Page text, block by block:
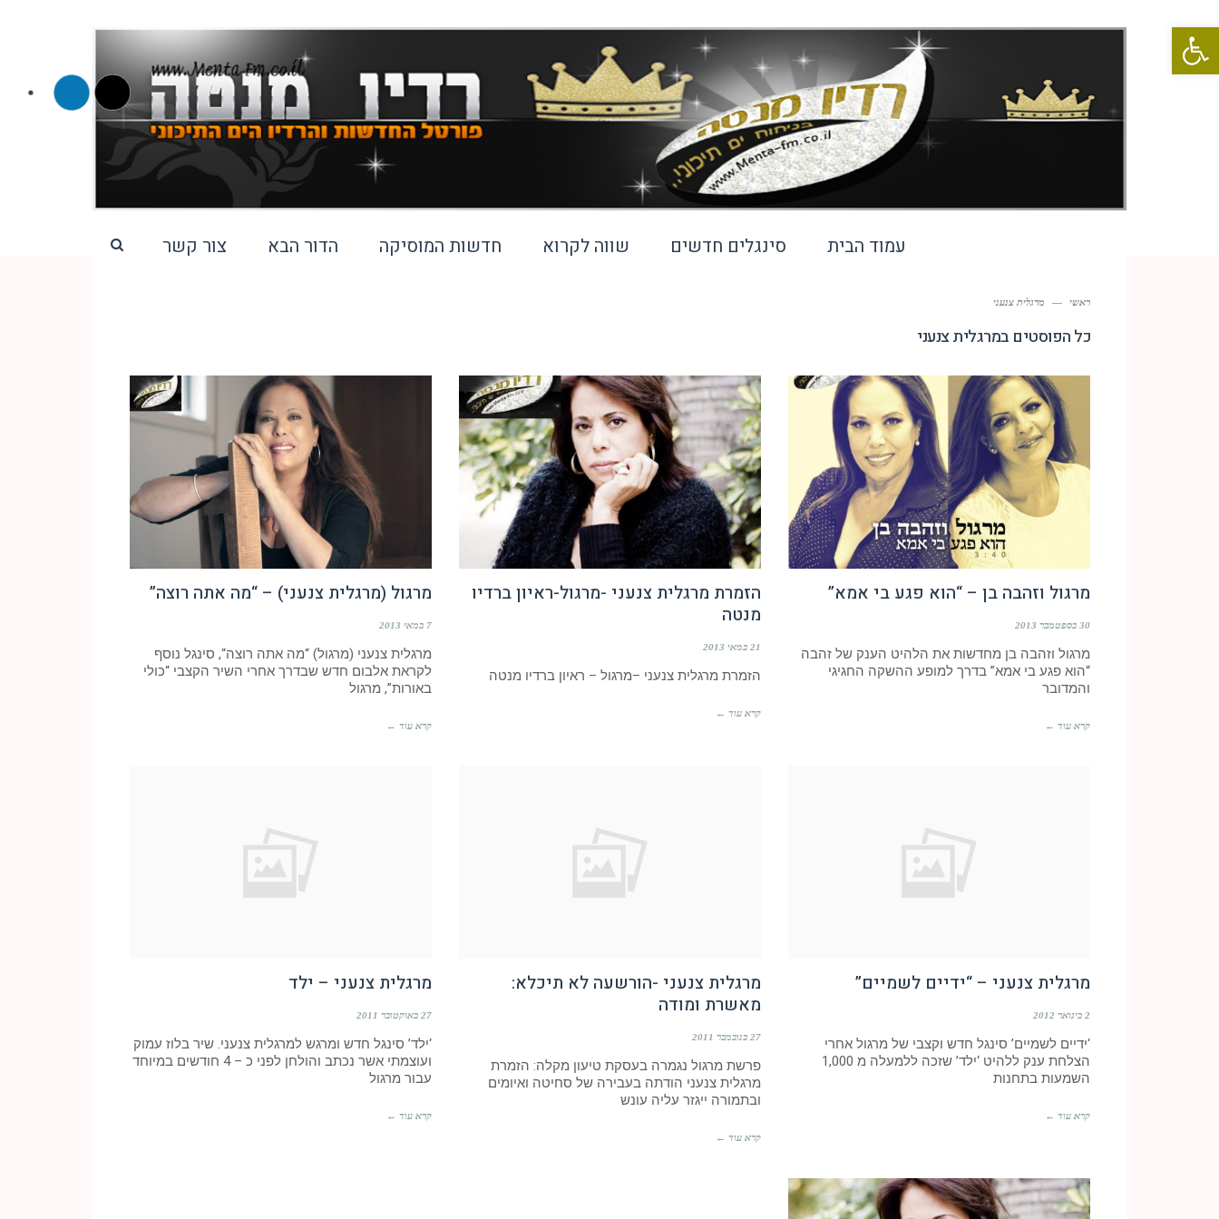
פתח סרגל נגישות
עמוד הבית סינגלים חדשים שווה לקרוא חדשות המוסיקה הדור הבא צור קשר
ראשי — מרגלית צנעני
כל הפוסטים במרגלית צנעני
מרגול וזהבה בן – “הוא פגע בי אמא”
30 בספטמבר 2013
מרגול וזהבה בן מחדשות את הלהיט הענק של זהבה
“הוא פגע בי אמא” בדרך למופע ההשקה החגיגי
והמדובר
קרא עוד ←
הזמרת מרגלית צנעני -מרגול-ראיון ברדיו
מנטה
21 במאי 2013
הזמרת מרגלית צנעני –מרגול – ראיון ברדיו מנטה
קרא עוד ←
מרגול (מרגלית צנעני) – “מה אתה רוצה”
7 במאי 2013
מרגלית צנעני (מרגול) “מה אתה רוצה“, סינגל נוסף
לקראת אלבום חדש שבדרך אחרי השיר הקצבי “כולי
באורות”, מרגול
קרא עוד ←
מרגלית צנעני – “ידיים לשמיים”
2 בינואר 2012
‘ידיים לשמיים’ סינגל חדש וקצבי של מרגול אחרי
הצלחת ענק ללהיט ‘ילד’ שזכה ללמעלה מ 1,000
השמעות בתחנות
קרא עוד ←
מרגלית צנעני -הורשעה לא תיכלא:
מאשרת ומודה
27 בנובמבר 2011
פרשת מרגול נגמרה בעסקת טיעון מקלה: הזמרת
מרגלית צנעני הודתה בעבירה של סחיטה ואיומים
ובתמורה ייגזר עליה עונש
קרא עוד ←
מרגלית צנעני – ילד
27 באוקטובר 2011
‘ילד’ סינגל חדש ומרגש למרגלית צנעני. שיר בלוז עמוק
ועוצמתי אשר נכתב והולחן לפני כ – 4 חודשים במיוחד
עבור מרגול
קרא עוד ←